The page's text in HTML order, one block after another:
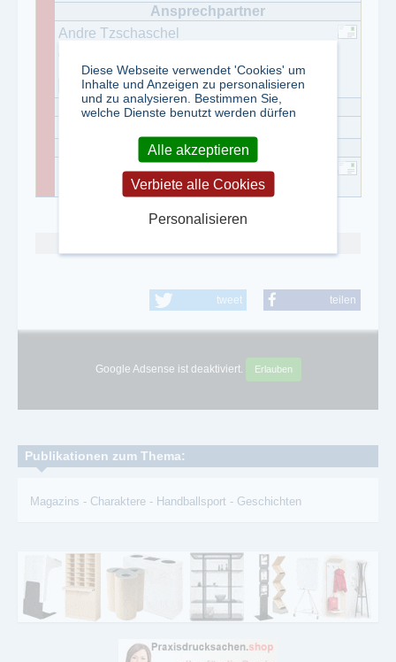
Andre Tzschaschel
30 / 5771 330 99
Elisabeth Trübenbach
tweet teilen
Google Adsense ist deaktiviert. Erlauben
Publikationen zum Thema:
Magazins - Charaktere - Handballsport - Geschichten
Diese Webseite verwendet 'Cookies' um
Inhalte und Anzeigen zu personalisieren
und zu analysieren. Bestimmen Sie,
welche Dienste benutzt werden dürfen
Alle akzeptieren
Verbiete alle Cookies
Personalisieren